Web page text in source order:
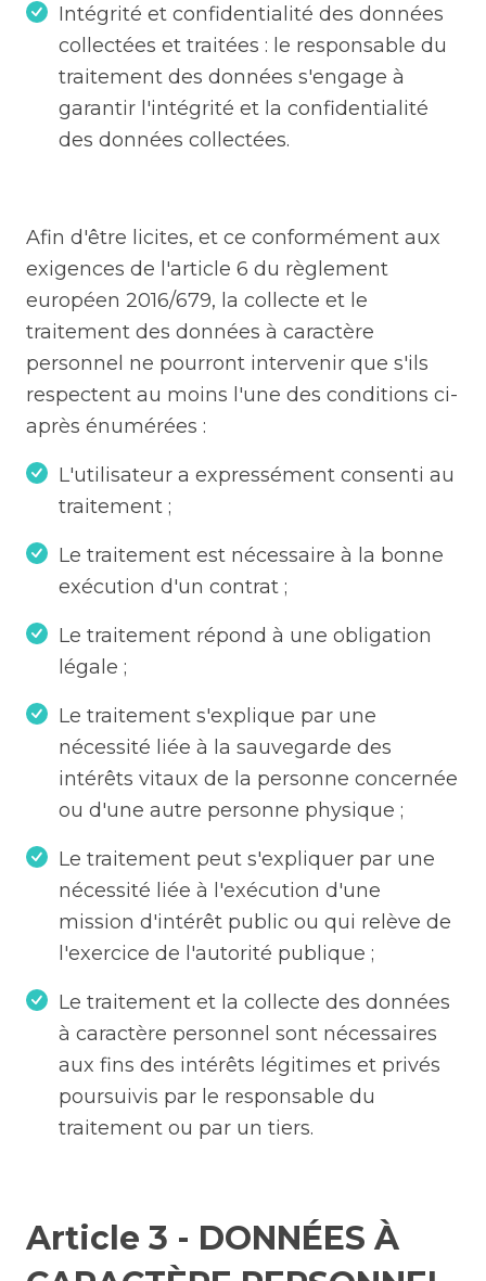
Intégrité et confidentialité des données
collectées et traitées : le responsable du
traitement des données s'engage à
garantir l'intégrité et la confidentialité
des données collectées.
Afin d'être licites, et ce conformément aux
exigences de l'article 6 du règlement
européen 2016/679, la collecte et le
traitement des données à caractère
personnel ne pourront intervenir que s'ils
respectent au moins l'une des conditions ci-
après énumérées :
L'utilisateur a expressément consenti au
traitement ;
Le traitement est nécessaire à la bonne
exécution d'un contrat ;
Le traitement répond à une obligation
légale ;
Le traitement s'explique par une
nécessité liée à la sauvegarde des
intérêts vitaux de la personne concernée
ou d'une autre personne physique ;
Le traitement peut s'expliquer par une
nécessité liée à l'exécution d'une
mission d'intérêt public ou qui relève de
l'exercice de l'autorité publique ;
Le traitement et la collecte des données
à caractère personnel sont nécessaires
aux fins des intérêts légitimes et privés
poursuivis par le responsable du
traitement ou par un tiers.
Article 3 - DONNÉES À